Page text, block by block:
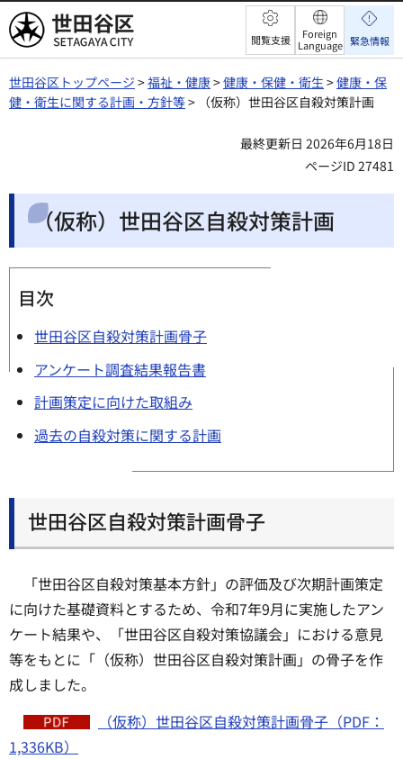
世田谷区 閲覧支援
Foreign
Language 緊急情報
世田谷区トップページ >福祉・健康>健康・保健・衛生 >健康・保
健・衛生に関する計画・方針等> （仮称）世田谷区自殺対策計画
最終更新日 2026年6月18日
ページID 27481
（仮称）世田谷区自殺対策計画
目次
世田谷区自殺対策計画骨子
アンケート調査結果報告書
計画策定に向けた取組み
過去の自殺対策に関する計画
世田谷区自殺対策計画骨子
「世田谷区自殺対策基本方針」の評価及び次期計画策定
に向けた基礎資料とするため、令和7年9月に実施したアン
ケート結果や、「世田谷区自殺対策協議会」における意見
等をもとに「（仮称）世田谷区自殺対策計画」の骨子を作
成しました。
（仮称）世田谷区自殺対策計画骨子（PDF：
1,336KB）